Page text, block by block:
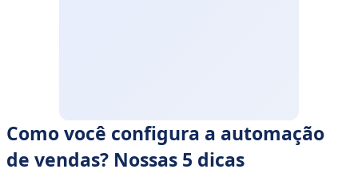
Como você configura a automação
de vendas? Nossas 5 dicas